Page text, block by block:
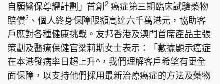
自願醫保尊耀計劃」首創 2 癌症第三期臨床試驗藥物
賠償3 、個人終身保障限額高達六千萬港元，協助客
戶應對各種健康挑戰。友邦香港及澳門首席產品主張
策劃及醫療保健官梁莉斯女士表示：「數據顯示癌症
在本港發病率日趨上升^，我們理解客戶希望有更全
面保障，以支持他們採用最新治療癌症的方法及藥物